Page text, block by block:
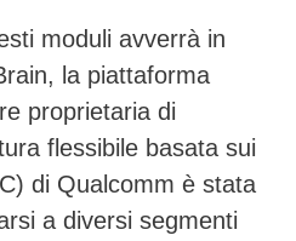
moduli avverrà in
, la piattaforma
proprietaria di
flessibile basata sui
di Qualcomm è stata
a diversi segmenti